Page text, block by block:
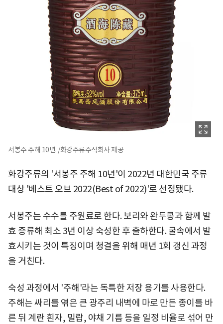
서봉주 주해 10년. /화강주류주식회사 제공
화강주류의 '서봉주 주해 10년'이 2022년 대한민국 주류
대상 '베스트 오브 2022(Best of 2022)'로 선정됐다.
서봉주는 수수를 주원료로 한다. 보리와 완두콩과 함께 발
효 증류해 최소 3년 이상 숙성한 후 출하한다. 굴속에서 발
효시키는 것이 특징이며 청결을 위해 매년 1회 갱신 과정
을 거친다.
숙성 과정에서 '주해'라는 독특한 저장 용기를 사용한다.
주해는 싸리를 엮은 큰 광주리 내벽에 마로 만든 종이를 바
른 뒤 계란 흰자, 밀랍, 야채 기름 등을 일정 비율로 섞어 만